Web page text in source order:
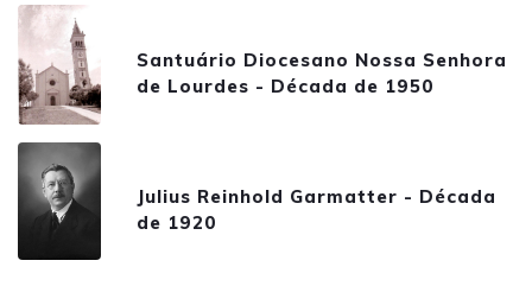
Santuário Diocesano Nossa Senhora
de Lourdes - Década de 1950
Julius Reinhold Garmatter - Década
de 1920